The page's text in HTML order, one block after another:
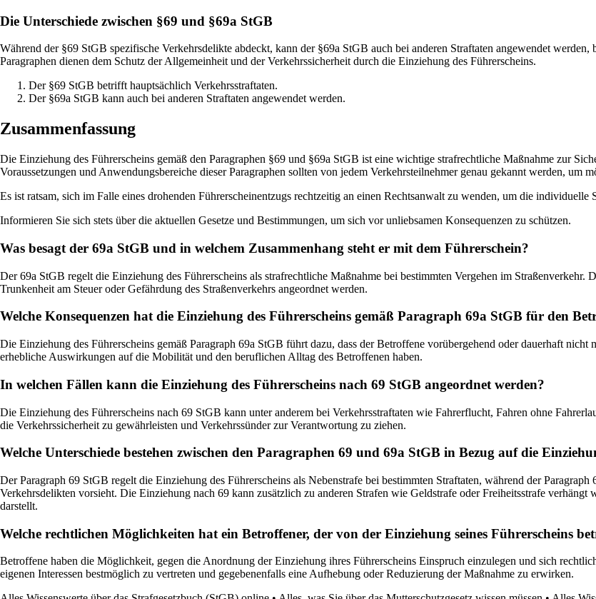
Die Unterschiede zwischen §69 und §69a StGB
Während der §69 StGB spezifische Verkehrsdelikte abdeckt, kann der §69a StGB auch bei anderen Straftaten angewendet
Paragraphen dienen dem Schutz der Allgemeinheit und der Verkehrssicherheit durch die Einziehung des Führerscheins.
Der §69 StGB betrifft hauptsächlich Verkehrsstraftaten.
Der §69a StGB kann auch bei anderen Straftaten angewendet werden.
Zusammenfassung
Die Einziehung des Führerscheins gemäß den Paragraphen §69 und §69a StGB ist eine wichtige strafrechtliche Maßnahme zur
Voraussetzungen und Anwendungsbereiche dieser Paragraphen sollten von jedem Verkehrsteilnehmer genau gekannt werden, um
Es ist ratsam, sich im Falle eines drohenden Führerscheinentzugs rechtzeitig an einen Rechtsanwalt zu wenden, um die
Informieren Sie sich stets über die aktuellen Gesetze und Bestimmungen, um sich vor unliebsamen Konsequenzen zu schützen.
Was besagt der 69a StGB und in welchem Zusammenhang steht er mit dem Führerschein?
Der 69a StGB regelt die Einziehung des Führerscheins als strafrechtliche Maßnahme bei bestimmten Vergehen im
Trunkenheit am Steuer oder Gefährdung des Straßenverkehrs angeordnet werden.
Welche Konsequenzen hat die Einziehung des Führerscheins gemäß Paragraph 69a StGB für den
Die Einziehung des Führerscheins gemäß Paragraph 69a StGB führt dazu, dass der Betroffene vorübergehend oder dauerhaft
erhebliche Auswirkungen auf die Mobilität und den beruflichen Alltag des Betroffenen haben.
In welchen Fällen kann die Einziehung des Führerscheins nach 69 StGB angeordnet werden?
Die Einziehung des Führerscheins nach 69 StGB kann unter anderem bei Verkehrsstraftaten wie Fahrerflucht, Fahren ohne
die Verkehrssicherheit zu gewährleisten und Verkehrssünder zur Verantwortung zu ziehen.
Welche Unterschiede bestehen zwischen den Paragraphen 69 und 69a StGB in Bezug auf die
Der Paragraph 69 StGB regelt die Einziehung des Führerscheins als Nebenstrafe bei bestimmten Straftaten, während der
Verkehrsdelikten vorsieht. Die Einziehung nach 69 kann zusätzlich zu anderen Strafen wie Geldstrafe oder Freiheitsstrafe
darstellt.
Welche rechtlichen Möglichkeiten hat ein Betroffener, der von der Einziehung seines Führerscheins
Betroffene haben die Möglichkeit, gegen die Anordnung der Einziehung ihres Führerscheins Einspruch einzulegen und sich
eigenen Interessen bestmöglich zu vertreten und gegebenenfalls eine Aufhebung oder Reduzierung der Maßnahme zu erwirken.